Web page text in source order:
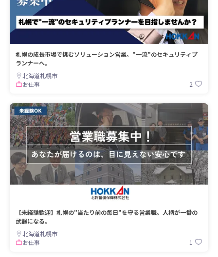
札幌の成長市場で挑むソリューション営業。"一流"のセキュリティプ
ランナーへ。
北海道札幌市
お仕事
2
【未経験歓迎】札幌の"当たり前の毎日"を守る営業職。人柄が一番の
武器になる。
北海道札幌市
お仕事
1